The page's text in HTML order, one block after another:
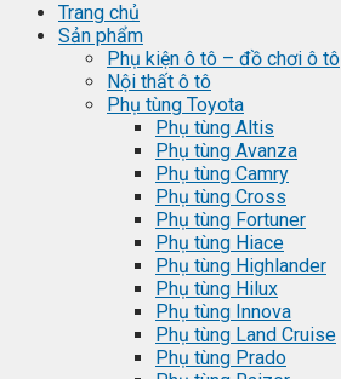
Trang chủ
Sản phẩm
Phụ kiện ô tô – đồ chơi ô tô
Nội thất ô tô
Phụ tùng Toyota
Phụ tùng Altis
Phụ tùng Avanza
Phụ tùng Camry
Phụ tùng Cross
Phụ tùng Fortuner
Phụ tùng Hiace
Phụ tùng Highlander
Phụ tùng Hilux
Phụ tùng Innova
Phụ tùng Land Cruise
Phụ tùng Prado